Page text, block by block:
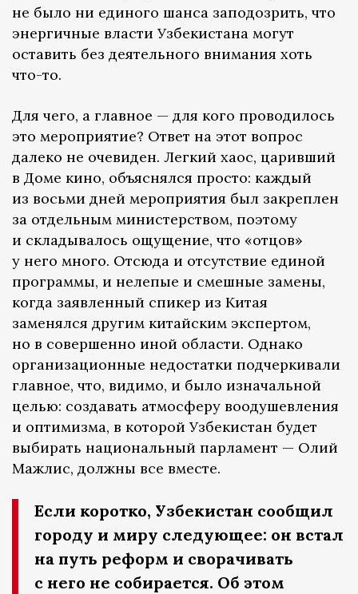
не было ни единого шанса заподозрить, что
энергичные власти Узбекистана могут
оставить без деятельного внимания хоть
что-то.
Для чего, а главное — для кого проводилось
это мероприятие? Ответ на этот вопрос
далеко не очевиден. Легкий хаос, царивший
в Доме кино, объяснялся просто: каждый
из восьми дней мероприятия был закреплен
за отдельным министерством, поэтому
и складывалось ощущение, что «отцов»
у него много. Отсюда и отсутствие единой
программы, и нелепые и смешные замены,
когда заявленный спикер из Китая
заменялся другим китайским экспертом,
но в совершенно иной области. Однако
организационные недостатки подчеркивали
главное, что, видимо, и было изначальной
целью: создавать атмосферу воодушевления
и оптимизма, в которой Узбекистан будет
выбирать национальный парламент — Олий
Мажлис, должны все вместе.
Если коротко, Узбекистан сообщил
городу и миру следующее: он встал
на путь реформ и сворачивать
с него не собирается. Об этом